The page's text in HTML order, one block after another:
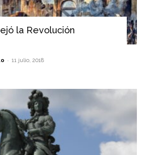
la Revolución
- 11 julio, 2018